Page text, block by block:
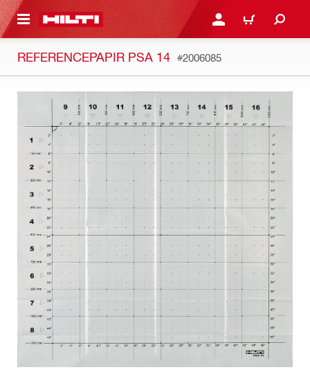
HOVEDINDHOLD LOG IND ELLER
INDKØBSKURV
REFERENCEPAPIR PSA 14 #2006085